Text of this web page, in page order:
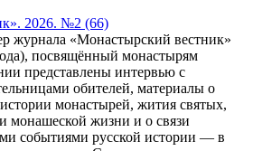
2026. №2 (66)
журнала «Монастырский вестник»
посвящённый монастырям
представлены интервью с
обителей, материалы о
монастырей, жития святых,
монашеской жизни и о связи
событиями русской истории — в